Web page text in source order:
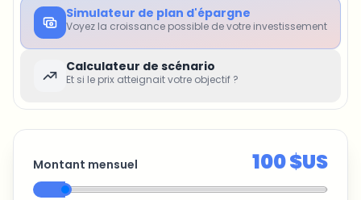
Simulateur de plan d'épargne
Voyez la croissance possible de votre investissement
Calculateur de scénario
Et si le prix atteignait votre objectif ?
Montant mensuel 100 $US